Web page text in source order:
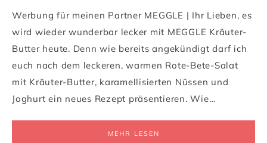
Werbung für meinen Partner MEGGLE | Ihr Lieben, es
wird wieder wunderbar lecker mit MEGGLE Kräuter-
Butter heute. Denn wie bereits angekündigt darf ich
euch nach dem leckeren, warmen Rote-Bete-Salat
mit Kräuter-Butter, karamellisierten Nüssen und
Joghurt ein neues Rezept präsentieren. Wie…
MEHR LESEN